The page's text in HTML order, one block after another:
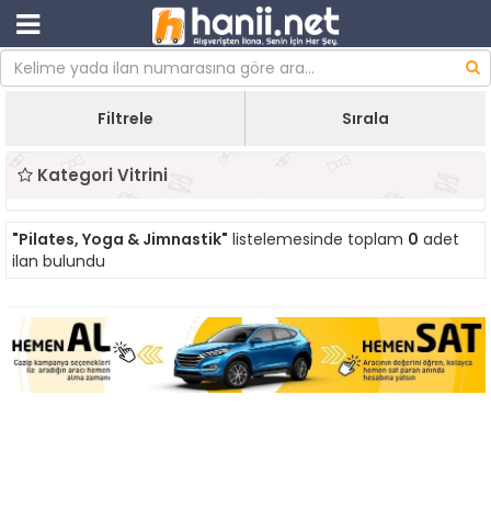
Filtrele Sırala
Kategori Vitrini
"Pilates, Yoga & Jimnastik" listelemesinde toplam 0 adet
ilan bulundu